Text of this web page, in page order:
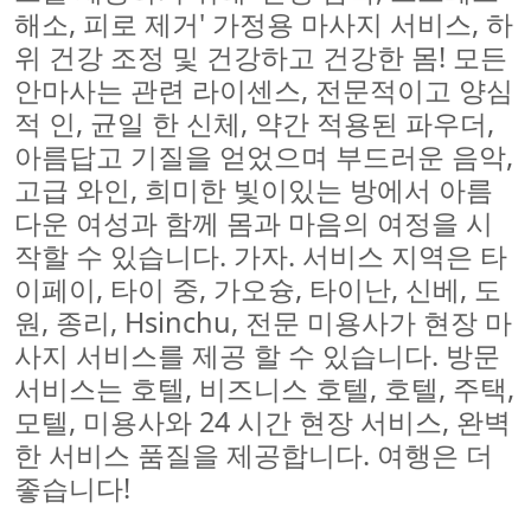
해소, 피로 제거' 가정용 마사지 서비스, 하
위 건강 조정 및 건강하고 건강한 몸! 모든
안마사는 관련 라이센스, 전문적이고 양심
적 인, 균일 한 신체, 약간 적용된 파우더,
아름답고 기질을 얻었으며 부드러운 음악,
고급 와인, 희미한 빛이있는 방에서 아름
다운 여성과 함께 몸과 마음의 여정을 시
작할 수 있습니다. 가자. 서비스 지역은 타
이페이, 타이 중, 가오슝, 타이난, 신베, 도
원, 종리, Hsinchu, 전문 미용사가 현장 마
사지 서비스를 제공 할 수 있습니다. 방문
서비스는 호텔, 비즈니스 호텔, 호텔, 주택,
모텔, 미용사와 24 시간 현장 서비스, 완벽
한 서비스 품질을 제공합니다. 여행은 더
좋습니다!